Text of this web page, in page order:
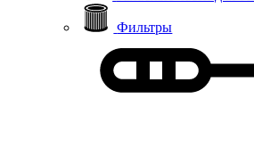
Фильтры